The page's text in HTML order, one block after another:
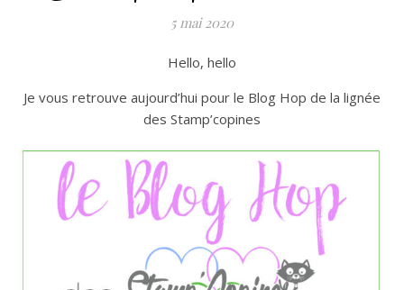
5 mai 2020
Hello, hello
Je vous retrouve aujourd’hui pour le Blog Hop de la lignée
des Stamp’copines